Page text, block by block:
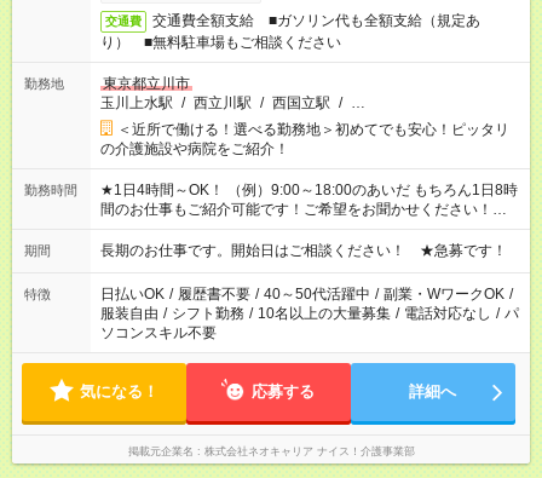
交通費
交通費全額支給 ■ガソリン代も全額支給（規定あ
り） ■無料駐車場もご相談ください
勤務地
東京都立川市
玉川上水駅 / 西立川駅 / 西国立駅 / …
＜近所で働ける！選べる勤務地＞初めてでも安心！ピッタリ
の介護施設や病院をご紹介！
勤務時間
★1日4時間～OK！ （例）9:00～18:00のあいだ もちろん1日8時
間のお仕事もご紹介可能です！ご希望をお聞かせください！★家
庭の都合でお休みが必要な場合も遠慮なくご相談ください。 ※
週最低15時間以上の勤務が必要です
期間 長期のお仕事です。開始日はご相談ください！ ★急募です！
特徴 日払いOK / 履歴書不要 / 40～50代活躍中 / 副業・WワークOK /
服装自由 / シフト勤務 / 10名以上の大量募集 / 電話対応なし / パ
ソコンスキル不要
気になる！ 応募する 詳細へ
掲載元企業名 株式会社ネオキャリア ナイス！介護事業部